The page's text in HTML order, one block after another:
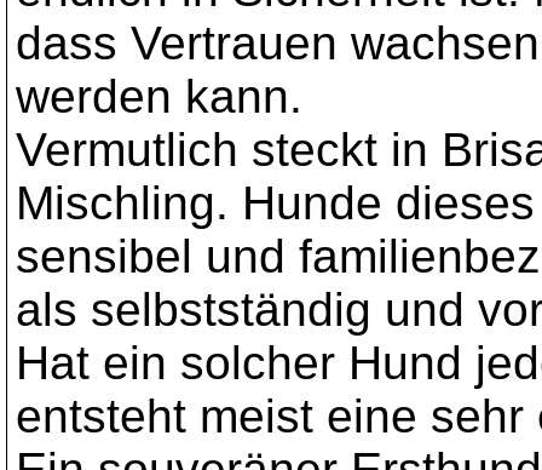
dass Vertrauen
werden kann.
Vermutlich steckt in
Mischling. Hunde
sensibel und
als selbstständig und
Hat ein solcher Hund
entsteht meist eine